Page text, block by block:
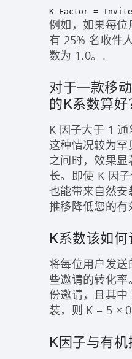
K-Factor =
例如，如果每
有 25% 名收件
数为 1.0。.
对于一款移
的K系数算好
K 因子大于 1 通
这种情况较为
之间时，效果
长。即使 K 因
也能带来自然
推移降低您的有
K系数该如何
将每位用户发
些邀请的转化
份邀请，且其
装，则 K = 5 ×
K因子与有机